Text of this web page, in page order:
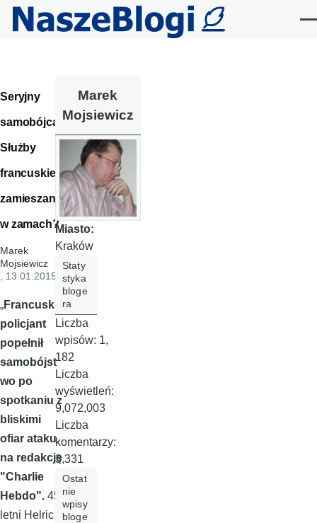
Przejdź do treści
Seryjny
samobójca.
Służby
francuskie
zamieszane
w zamach?
Marek
Mojsiewicz
, 13.01.2015
„Francuski
policjant
popełnił
samobójst
wo po
spotkaniu z
bliskimi
ofiar ataku
na redakcję
"Charlie
Hebdo". 45-
letni Helric
Marek
Mojsiewicz
Miasto:
Kraków
Staty
styka
bloge
ra
Liczba
wpisów: 1,
182
Liczba
wyświetleń:
9,072,003
Liczba
komentarzy:
3,331
Ostat
nie
wpisy
bloge